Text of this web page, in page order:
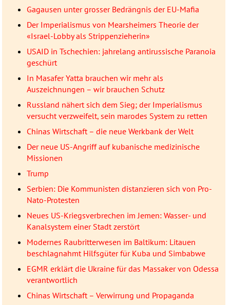
Gagausen unter grosser Bedrängnis der EU-Mafia
Der Imperialismus von Mearsheimers Theorie der
«Israel-Lobby als Strippenzieherin»
USAID in Tschechien: jahrelang antirussische Paranoia
geschürt
In Masafer Yatta brauchen wir mehr als
Auszeichnungen – wir brauchen Schutz
Russland nähert sich dem Sieg; der Imperialismus
versucht verzweifelt, sein marodes System zu retten
Chinas Wirtschaft – die neue Werkbank der Welt
Der neue US-Angriff auf kubanische medizinische
Missionen
Trump
Serbien: Die Kommunisten distanzieren sich von Pro-
Nato-Protesten
Neues US-Kriegsverbrechen im Jemen: Wasser- und
Kanalsystem einer Stadt zerstört
Modernes Raubritterwesen im Baltikum: Litauen
beschlagnahmt Hilfsgüter für Kuba und Simbabwe
EGMR erklärt die Ukraine für das Massaker von Odessa
verantwortlich
Chinas Wirtschaft – Verwirrung und Propaganda